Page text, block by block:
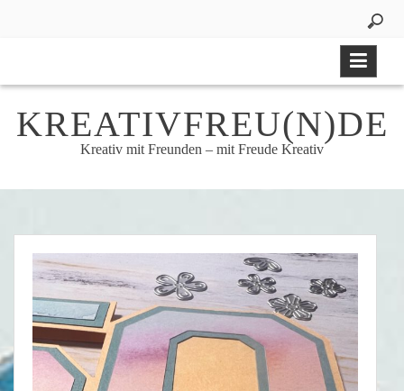
KREATIVFREU(N)DE
Kreativ mit Freunden – mit Freude Kreativ